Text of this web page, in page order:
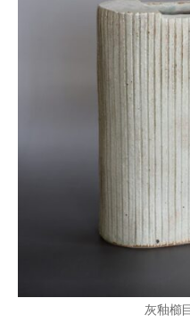
灰釉櫛